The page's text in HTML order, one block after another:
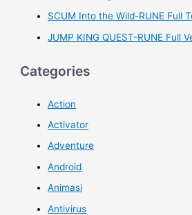
SCUM Into the Wild-RUNE Full
JUMP KING QUEST-RUNE Full
Categories
Action
Activator
Adventure
Android
Animasi
Antivirus